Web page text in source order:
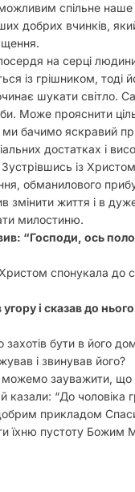
спільне наше
добрих вчинків,
на серці
із грішником, тоді
шукати світло.
Може прояснити
ми бачимо
достатках і
із
обманилового
життя і в
милостиню.
“Господи, ось
спонукала до
і сказав до
бути в його
і звинував його?
зауважити, що
казали: “До чоловіка
прикладом
їхню пустоту